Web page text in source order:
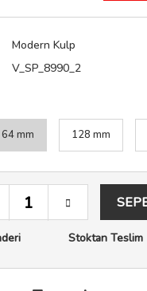
Modern Kulp
V_SP_8990_2
64 mm 128 mm
Stoktan Teslim